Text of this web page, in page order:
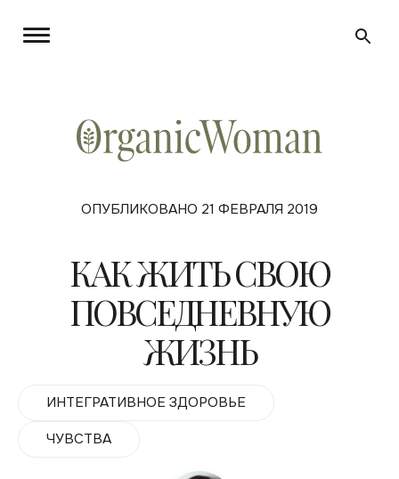
ОПУБЛИКОВАНО 21 ФЕВРАЛЯ 2019
КАК ЖИТЬ СВОЮ
ПОВСЕДНЕВНУЮ
ЖИЗНЬ
ИНТЕГРАТИВНОЕ ЗДОРОВЬЕ
ЧУВСТВА